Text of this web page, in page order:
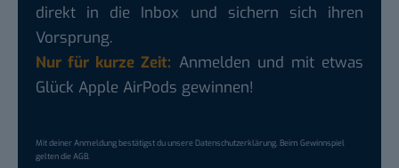
direkt in die Inbox und sichern sich ihren
Vorsprung.
Nur für kurze Zeit: Anmelden und mit etwas
Glück Apple AirPods gewinnen!
Mit deiner Anmeldung bestätigst du unsereDatenschutzerklärung. Beim Gewinnspiel
gelten dieAGB.